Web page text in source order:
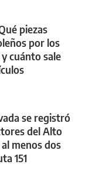
piezas
por los
cuánto sale
se registró
del Alto
menos dos
151